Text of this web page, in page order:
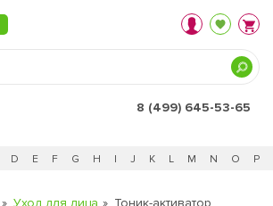
8 (499) 645-53-65
D E F G H I J K L M N O P
Уход для лица
Тоник-активатор